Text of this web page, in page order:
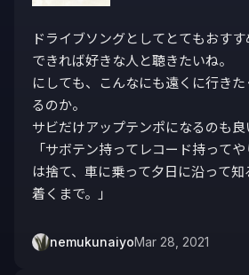
ドライブソングとしてとてもおすす
できれば好きな人と聴きたいね。
にしても、こんなにも遠くに行き
るのか。
サビだけアップテンポになるのも良
「サボテン持ってレコード持って
は捨て、車に乗って夕日に沿って
着くまで。」
nemukunaiyoMar 28, 2021